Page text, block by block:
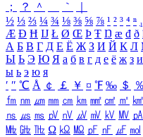
；
？ ＾ ｀
½ ⅓ ⅔ ¼ ¾ ⅛ ⅜ ⅝ ⅞ ¹ ² ³ ⁴ ⁿ ₁
Æ Ð Ħ Ĳ Ł Ø Œ Þ Ŧ Ŋ æ đ ð
А Б В Г Д Е Ё Ж З И Й К Л
Ы Ь Э Ю Я а б в г д е ё ж з и
ы ь э ю я
′ ″ ℃ Å ￠ ￡ ￥ ¤ ℉ ‰ ＄ ％
㎙ ㎚ ㎛ ㎜ ㎝ ㎞ ㎟ ㎠ ㎡ ㎢
㎱ ㎲ ㎳ ㎴ ㎵ ㎶ ㎷ ㎸ ㎹ ㎀
㎒ ㎓ ㎔ Ω ㏀ ㏁ ㎊ ㎋ ㎌ ㏖